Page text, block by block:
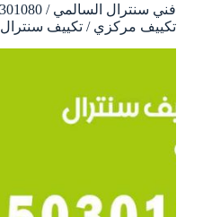
تكييف مركزي / تكييف سنترال